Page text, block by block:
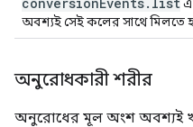
এ
অবশ্যই সেই কলের সাথে মিলতে
অনুরোধকারী শরীর
অনুরোধের মূল অংশ অবশ্যই